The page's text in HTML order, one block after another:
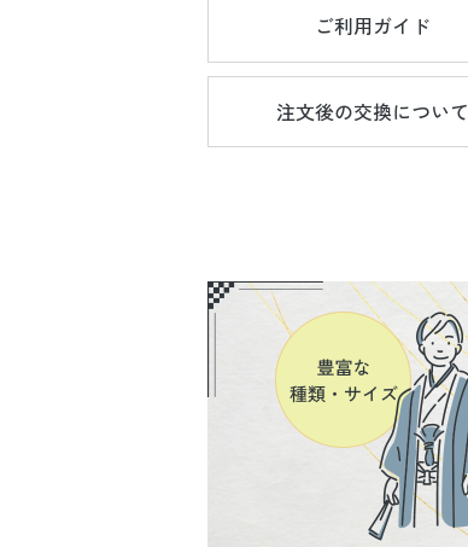
ご利用ガイド
注文後の交換について